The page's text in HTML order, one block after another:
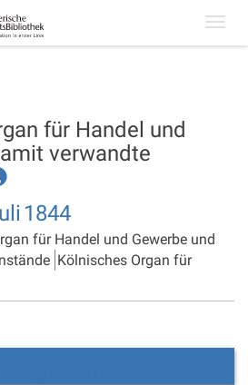
für Handel und
verwandte
1844
für Handel und Gewerbe und
Kölnisches Organ für